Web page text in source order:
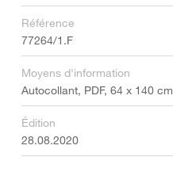
Référence
77264/1.F
Moyens d'information
Autocollant, PDF, 64 x 140 cm
Édition
28.08.2020